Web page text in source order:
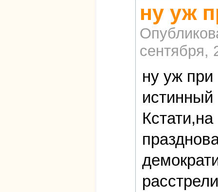
ну уж
сентября,
ну уж при
истинный